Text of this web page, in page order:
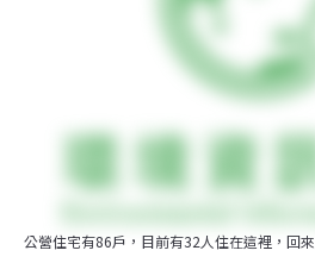
公營住宅有86戶，目前有32人住在這裡，回